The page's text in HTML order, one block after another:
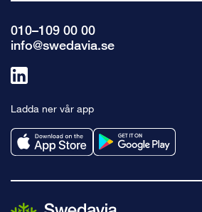
010–109 00 00
info@swedavia.se
linkedin
Ladda ner vår app